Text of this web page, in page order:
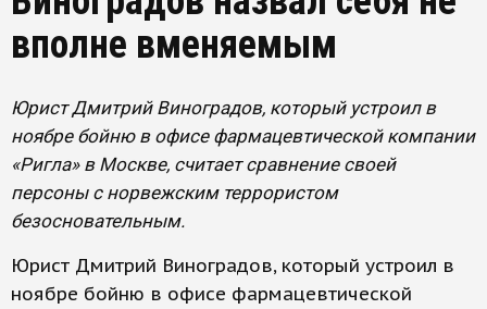
вполне вменяемым
Юрист Дмитрий Виноградов, который устроил в
ноябре бойню в офисе фармацевтической компании
«Ригла» в Москве, считает сравнение своей
персоны с норвежским террористом
безосновательным.
Юрист Дмитрий Виноградов, который устроил в
ноябре бойню в офисе фармацевтической